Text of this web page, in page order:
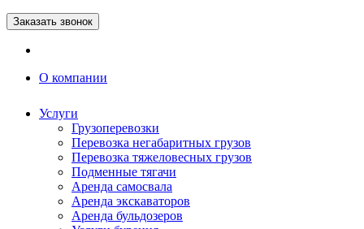
Заказать звонок
О компании
Услуги
Грузоперевозки
Перевозка негабаритных грузов
Перевозка тяжеловесных грузов
Подменные тягачи
Аренда самосвала
Аренда экскаваторов
Аренда бульдозеров